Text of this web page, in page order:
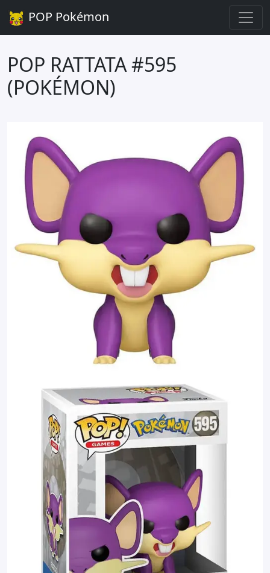
POP Pokémon
POP RATTATA #595
(POKÉMON)